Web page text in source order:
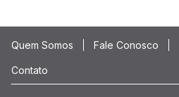
Quem Somos Fale Conosco
Contato